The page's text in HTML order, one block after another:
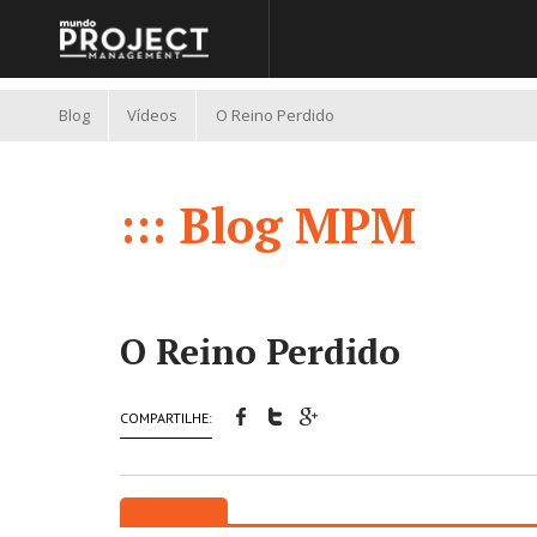
Blog Vídeos O Reino Perdido
::: Blog MPM
O Reino Perdido
COMPARTILHE: